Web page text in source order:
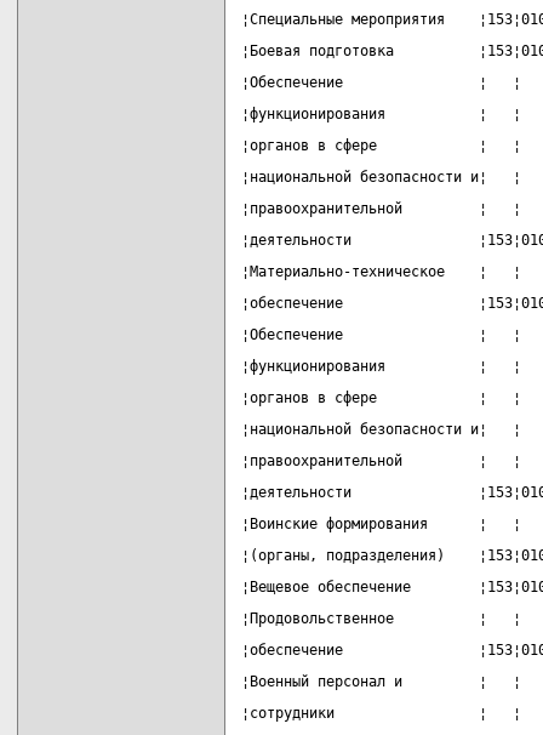
¦Специальные мероприятия
¦Боевая подготовка
¦Обеспечение                ¦
¦функционирования
¦органов в сфере            ¦
¦национальной
¦правоохранительной
¦деятельности
¦Материально-техническое
¦обеспечение
¦Обеспечение                ¦
¦функционирования
¦органов в сфере            ¦
¦национальной
¦правоохранительной
¦деятельности
¦Воинские формирования
¦(органы, подразделения)
¦Вещевое обеспечение
¦Продовольственное
¦обеспечение
¦Военный персонал и
¦сотрудники                 ¦